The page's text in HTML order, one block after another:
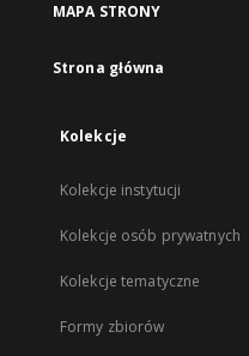
MAPA STRONY
Strona główna
Kolekcje
Kolekcje instytucji
Kolekcje osób prywatnych
Kolekcje tematyczne
Formy zbiorów